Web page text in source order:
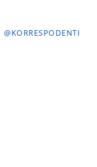
@KORRESPODENTI